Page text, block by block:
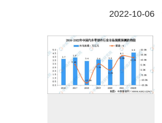
2022-10-06